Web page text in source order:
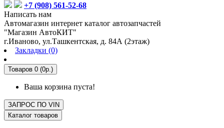
+7 (908) 561-52-68
Написать нам
Автомагазин интернет каталог автозапчастей
"Магазин АвтоКИТ"
г.Иваново, ул.Ташкентская, д. 84А (2этаж)
Закладки (0)
Товаров 0 (0р.)
Ваша корзина пуста!
ЗАПРОС ПО VIN
Каталог товаров